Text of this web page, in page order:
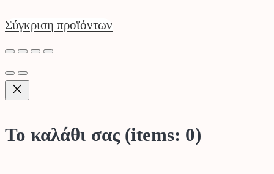
Σύγκριση προϊόντων
Το καλάθι σας (items: 0)